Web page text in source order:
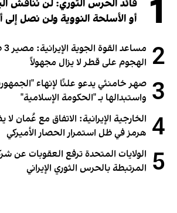
1
قائد الحرس الثوري: لن نناقش
أو الأسلحة النووية ولن نصل إلى
2 الهجوم على قطر لا يزال مجهولاً
3 صهر خامنئي يدعو علنًا لإنهاء
واستبدالها بـ "الحكومة الإسلامية"
4 الخارجية الإيرانية: الاتفاق مع
هرمز في ظل استمرار الحصار الأميركي
5 الولايات المتحدة ترفع العقوبات عن
المرتبطة بالحرس الثوري الإيراني